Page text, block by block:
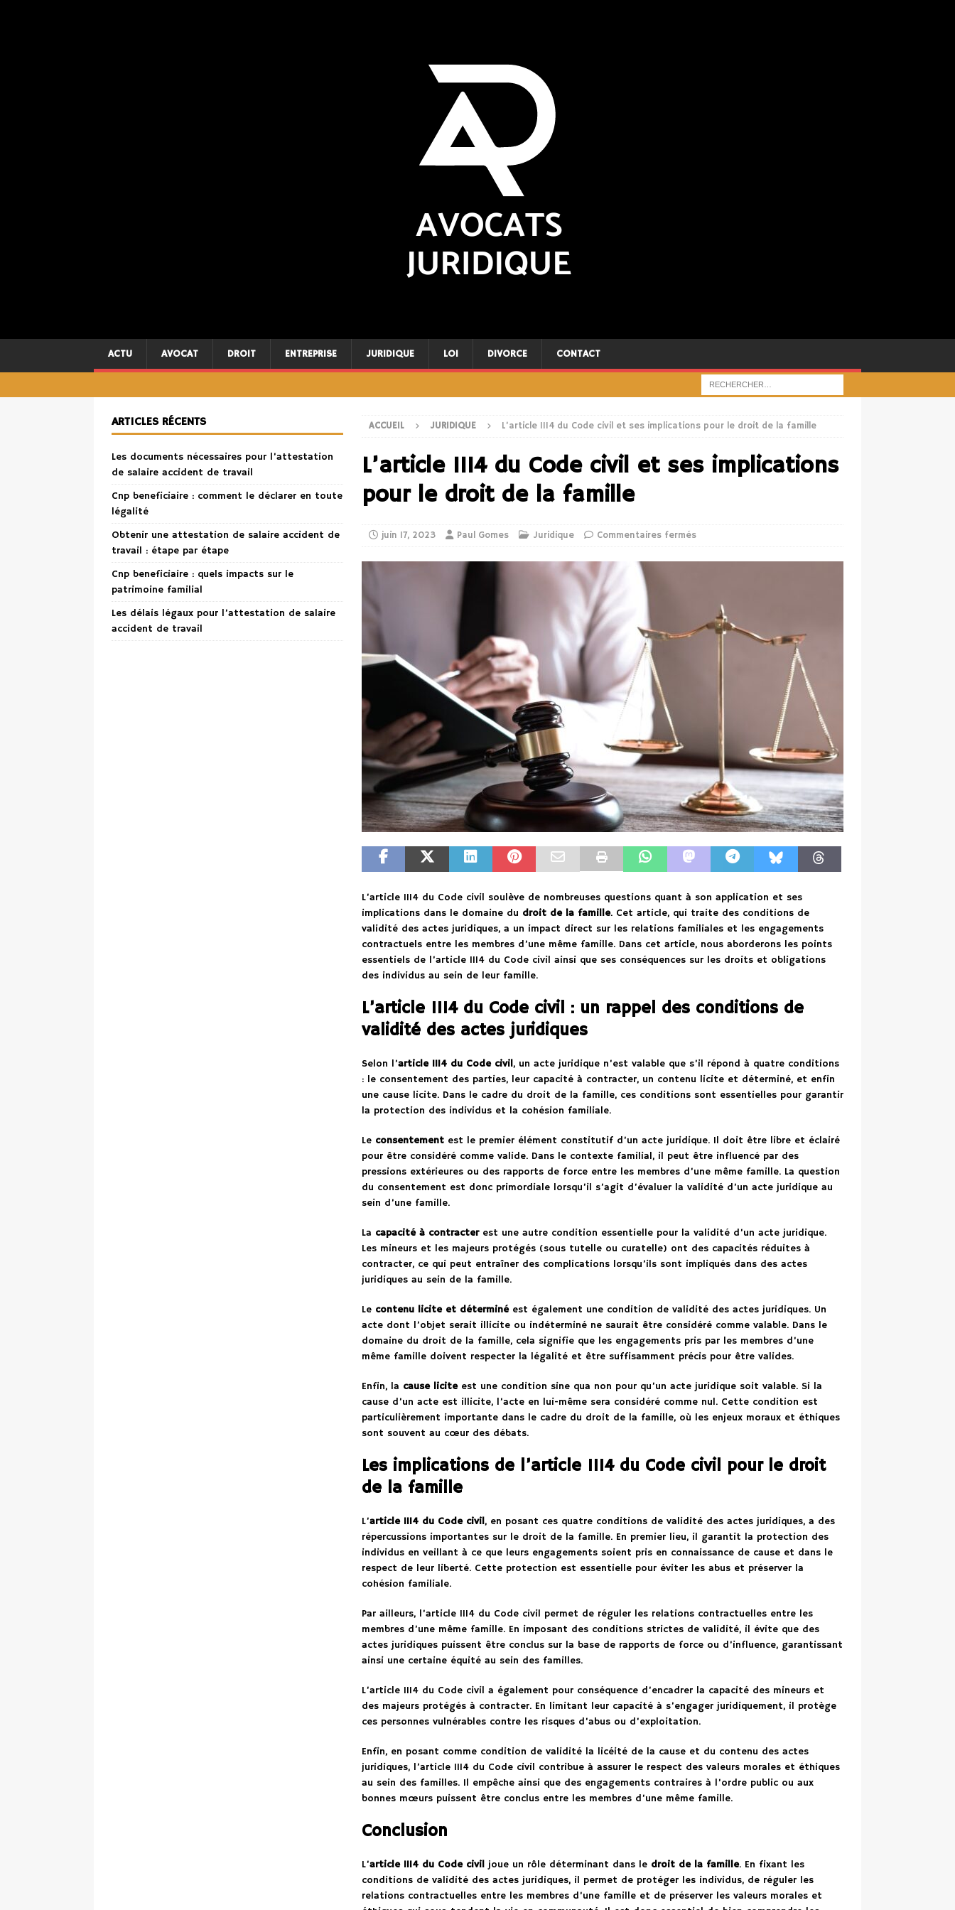
ACTU AVOCAT DROIT ENTREPRISE JURIDIQUE LOI DIVORCE CONTACT
ACCUEIL JURIDIQUE L’article 1114 du Code civil et ses implications pour le droit de la famille
L’article 1114 du Code civil et ses implications
pour le droit de la famille
juin 17, 2023 Paul Gomes Juridique Commentaires fermés
L’article 1114 du Code civil soulève de nombreuses questions quant à son application et ses
implications dans le domaine du droit de la famille. Cet article, qui traite des conditions de
validité des actes juridiques, a un impact direct sur les relations familiales et les engagements
contractuels entre les membres d’une même famille. Dans cet article, nous aborderons les points
essentiels de l’article 1114 du Code civil ainsi que ses conséquences sur les droits et obligations
des individus au sein de leur famille.
L’article 1114 du Code civil : un rappel des conditions de
validité des actes juridiques
Selon l’article 1114 du Code civil, un acte juridique n’est valable que s’il répond à quatre conditions
: le consentement des parties, leur capacité à contracter, un contenu licite et déterminé, et enfin
une cause licite. Dans le cadre du droit de la famille, ces conditions sont essentielles pour garantir
la protection des individus et la cohésion familiale.
Le consentementest le premier élément constitutif d’un acte juridique. Il doit être libre et éclairé
pour être considéré comme valide. Dans le contexte familial, il peut être influencé par des
pressions extérieures ou des rapports de force entre les membres d’une même famille. La question
du consentement est donc primordiale lorsqu’il s’agit d’évaluer la validité d’un acte juridique au
sein d’une famille.
La capacité à contracterest une autre condition essentielle pour la validité d’un acte juridique.
Les mineurs et les majeurs protégés (sous tutelle ou curatelle) ont des capacités réduites à
contracter, ce qui peut entraîner des complications lorsqu’ils sont impliqués dans des actes
juridiques au sein de la famille.
Le contenu licite et déterminéest également une condition de validité des actes juridiques. Un
acte dont l’objet serait illicite ou indéterminé ne saurait être considéré comme valable. Dans le
domaine du droit de la famille, cela signifie que les engagements pris par les membres d’une
même famille doivent respecter la légalité et être suffisamment précis pour être valides.
Enfin, la cause liciteest une condition sine qua non pour qu’un acte juridique soit valable. Si la
cause d’un acte est illicite, l’acte en lui-même sera considéré comme nul. Cette condition est
particulièrement importante dans le cadre du droit de la famille, où les enjeux moraux et éthiques
sont souvent au cœur des débats.
Les implications de l’article 1114 du Code civil pour le droit
de la famille
L’article 1114 du Code civil, en posant ces quatre conditions de validité des actes juridiques, a des
répercussions importantes sur le droit de la famille. En premier lieu, il garantit la protection des
individus en veillant à ce que leurs engagements soient pris en connaissance de cause et dans le
respect de leur liberté. Cette protection est essentielle pour éviter les abus et préserver la
cohésion familiale.
Par ailleurs, l’article 1114 du Code civil permet de réguler les relations contractuelles entre les
membres d’une même famille. En imposant des conditions strictes de validité, il évite que des
actes juridiques puissent être conclus sur la base de rapports de force ou d’influence, garantissant
ainsi une certaine équité au sein des familles.
L’article 1114 du Code civil a également pour conséquence d’encadrer la capacité des mineurs et
des majeurs protégés à contracter. En limitant leur capacité à s’engager juridiquement, il protège
ces personnes vulnérables contre les risques d’abus ou d’exploitation.
Enfin, en posant comme condition de validité la licéité de la cause et du contenu des actes
juridiques, l’article 1114 du Code civil contribue à assurer le respect des valeurs morales et éthiques
au sein des familles. Il empêche ainsi que des engagements contraires à l’ordre public ou aux
bonnes mœurs puissent être conclus entre les membres d’une même famille.
Conclusion
L’article 1114 du Code civiljoue un rôle déterminant dans le droit de la famille. En fixant les
conditions de validité des actes juridiques, il permet de protéger les individus, de réguler les
relations contractuelles entre les membres d’une famille et de préserver les valeurs morales et
ARTICLES RÉCENTS
Les documents nécessaires pour l’attestation
de salaire accident de travail
Cnp beneficiaire : comment le déclarer en toute
légalité
Obtenir une attestation de salaire accident de
travail : étape par étape
Cnp beneficiaire : quels impacts sur le
patrimoine familial
Les délais légaux pour l’attestation de salaire
accident de travail